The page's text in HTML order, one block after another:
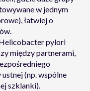
w jednym
łatwiej o
pylori
między partnerami,
(np. wspólne
szklanki).